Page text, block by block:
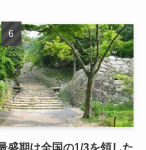
盛期は全国の1/3を領した